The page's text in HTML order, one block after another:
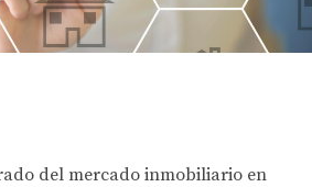
del mercado inmobiliario en